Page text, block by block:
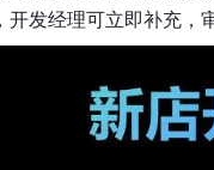
发经理可立即补充，